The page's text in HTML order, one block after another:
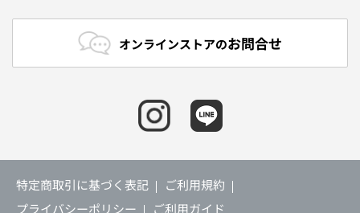
オンラインストアのお問合せ
特定商取引に基づく表記
ご利用規約
プライバシーポリシー
ご利用ガイド